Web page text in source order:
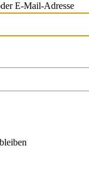
E-Mail-Adresse